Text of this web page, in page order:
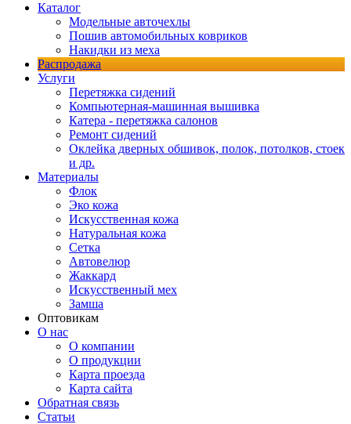
Каталог
Модельные авточехлы
Пошив автомобильных ковриков
Накидки из меха
Распродажа
Услуги
Перетяжка сидений
Компьютерная-машинная вышивка
Катера - перетяжка салонов
Ремонт сидений
Оклейка дверных обшивок, полок, потолков, стоек
и др.
Материалы
Флок
Эко кожа
Искусственная кожа
Натуральная кожа
Сетка
Автовелюр
Жаккард
Искусственный мех
Замша
Оптовикам
О нас
О компании
О продукции
Карта проезда
Карта сайта
Обратная связь
Статьи